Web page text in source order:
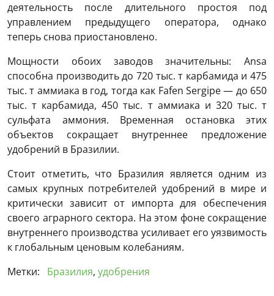
деятельность после длительного простоя под
управлением предыдущего оператора, однако
теперь снова приостановлено.
Мощности обоих заводов значительны: Ansa
способна производить до 720 тыс. т карбамида и 475
тыс. т аммиака в год, тогда как Fafen Sergipe — до 650
тыс. т карбамида, 450 тыс. т аммиака и 320 тыс. т
сульфата аммония. Временная остановка этих
объектов сокращает внутреннее предложение
удобрений в Бразилии.
Стоит отметить, что Бразилия является одним из
самых крупных потребителей удобрений в мире и
критически зависит от импорта для обеспечения
своего аграрного сектора. На этом фоне сокращение
внутреннего производства усиливает его уязвимость
к глобальным ценовым колебаниям.
Метки:
Бразилия, удобрения